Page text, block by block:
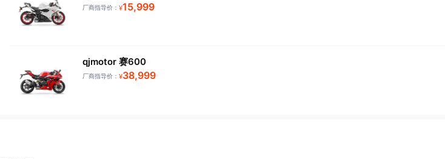
厂商指导价： ¥15,999
qjmotor 赛600
厂商指导价： ¥38,999